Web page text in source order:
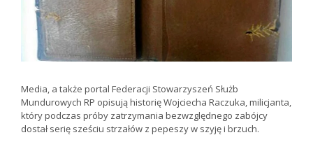
Media, a także portal Federacji Stowarzyszeń Służb
Mundurowych RP opisują historię Wojciecha Raczuka, milicjanta,
który podczas próby zatrzymania bezwzględnego zabójcy
dostał serię sześciu strzałów z pepeszy w szyję i brzuch.